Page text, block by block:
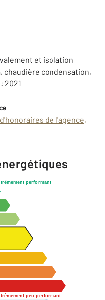
et isolation
chaudière condensation,
2021
de l'agence,
performant
peu performant